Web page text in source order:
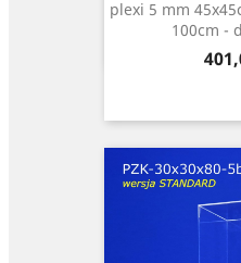
plexi 5 mm
100cm -